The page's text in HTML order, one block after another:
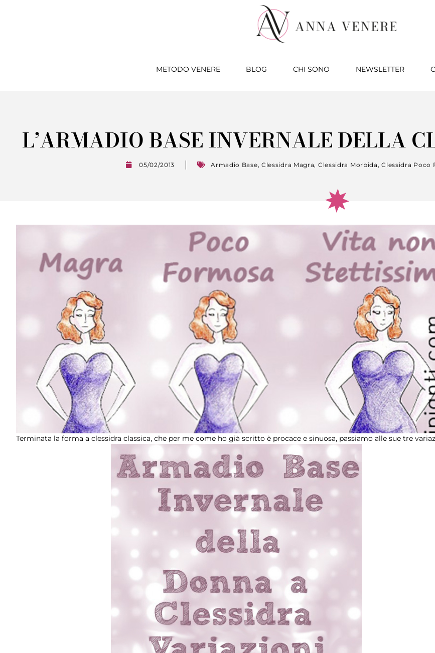
METODO VENERE BLOG CHI SONO NEWSLETTER
L’ARMADIO BASE INVERNALE DELLA
05/02/2013 Armadio Base, Clessidra Magra, Clessidra Morbida ,Clessidra Poco
Terminata la forma a clessidra classica, che per me come ho già scritto è procace e sinuosa, passiamo alle sue tre